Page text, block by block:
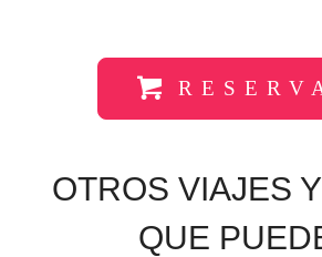
OTROS VIAJES
QUE